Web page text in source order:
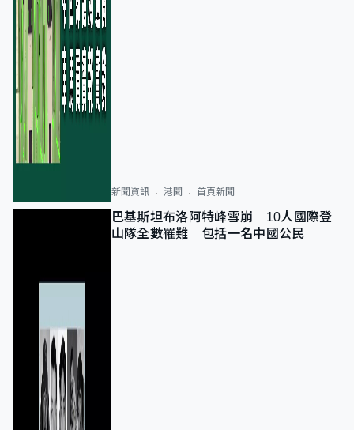
新聞資訊 港聞 首頁新聞
巴基斯坦布洛阿特峰雪崩 10人國際登
山隊全數罹難 包括一名中國公民